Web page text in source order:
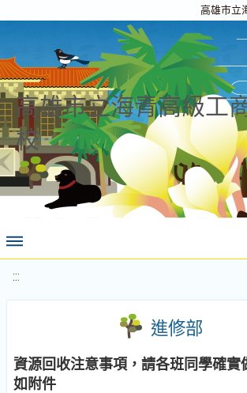
高雄市立
高雄市立海青高級工
校
:::
進修部
資源回收注意事項，請各班同學確實
如附件